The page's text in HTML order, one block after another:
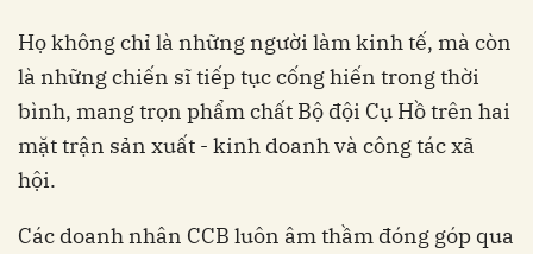
Họ không chỉ là những người làm kinh tế, mà còn
là những chiến sĩ tiếp tục cống hiến trong thời
bình, mang trọn phẩm chất Bộ đội Cụ Hồ trên hai
mặt trận sản xuất - kinh doanh và công tác xã
hội.
Các doanh nhân CCB luôn âm thầm đóng góp qua